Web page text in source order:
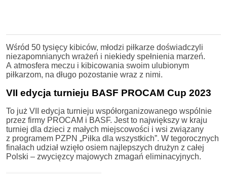
Wśród 50 tysięcy kibiców, młodzi piłkarze doświadczyli
niezapomnianych wrażeń i niekiedy spełnienia marzeń.
A atmosfera meczu i kibicowania swoim ulubionym
piłkarzom, na długo pozostanie wraz z nimi.
VII edycja turnieju BASF PROCAM Cup 2023
To już VII edycja turnieju współorganizowanego wspólnie
przez firmy PROCAM i BASF. Jest to największy w kraju
turniej dla dzieci z małych miejscowości i wsi związany
z programem PZPN „Piłka dla wszystkich”. W tegorocznych
finałach udział wzięło osiem najlepszych drużyn z całej
Polski – zwycięzcy majowych zmagań eliminacyjnych.